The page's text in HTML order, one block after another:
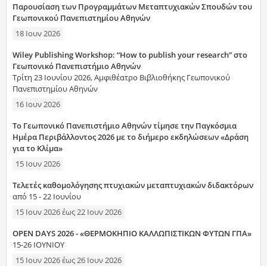
Παρουσίαση των Προγραμμάτων Μεταπτυχιακών Σπουδών του
Γεωπονικού Πανεπιστημίου Αθηνών
18 Ιουν 2026
Wiley Publishing Workshop: “How to publish your research” στο
Γεωπονικό Πανεπιστήμιο Αθηνών
Τρίτη 23 Ιουνίου 2026, Αμφιθέατρο Βιβλιοθήκης Γεωπονικού
Πανεπιστημίου Αθηνών
16 Ιουν 2026
Το Γεωπονικό Πανεπιστήμιο Αθηνών τίμησε την Παγκόσμια
Ημέρα Περιβάλλοντος 2026 με το διήμερο εκδηλώσεων «Δράση
για το Κλίμα»
15 Ιουν 2026
Τελετές καθομολόγησης πτυχιακών μεταπτυχιακών διδακτόρων
από 15 - 22 Ιουνίου
15 Ιουν 2026έως22 Ιουν 2026
OPEN DAYS 2026 - «ΘΕΡΜΟΚΗΠΙΟ ΚΑΛΛΩΠΙΣΤΙΚΩΝ ΦΥΤΩΝ ΓΠΑ»
15-26 ΙΟΥΝΙΟΥ
15 Ιουν 2026έως26 Ιουν 2026